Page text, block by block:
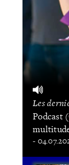
Les
Podcast
-